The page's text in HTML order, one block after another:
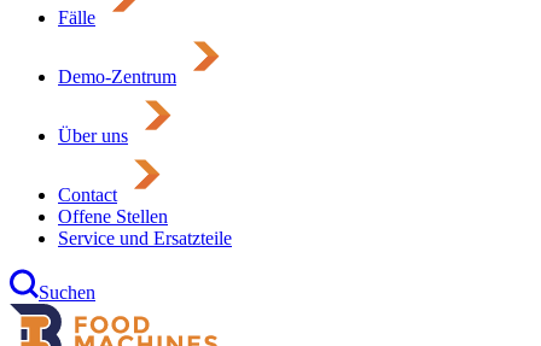
Fälle
Demo-Zentrum
Über uns
Contact
Offene Stellen
Service und Ersatzteile
Suchen